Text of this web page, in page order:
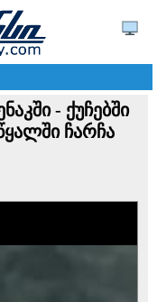
- ქუჩებში
ჩარჩა